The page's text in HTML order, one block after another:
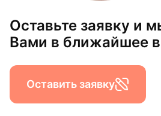
Оставьте заявку и
Вами в ближайшее
Оставить заявку